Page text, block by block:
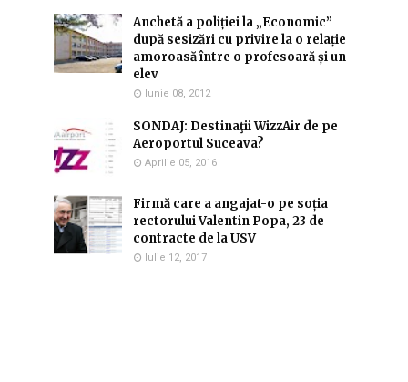
Anchetă a poliției la „Economic”
după sesizări cu privire la o relație
amoroasă între o profesoară și un
elev
Iunie 08, 2012
SONDAJ: Destinaţii WizzAir de pe
Aeroportul Suceava?
Aprilie 05, 2016
Firmă care a angajat-o pe soția
rectorului Valentin Popa, 23 de
contracte de la USV
Iulie 12, 2017